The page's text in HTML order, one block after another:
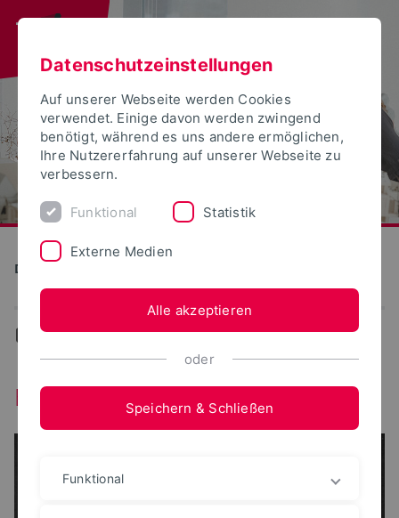
Detmolder Schule für Gestaltung
... Erstiwoche
Erstiwoche
Datenschutzeinstellungen
Auf unserer Webseite werden Cookies
verwendet. Einige davon werden zwingend
benötigt, während es uns andere ermöglichen,
Ihre Nutzererfahrung auf unserer Webseite zu
verbessern.
Funktional Statistik
Externe Medien
Alle akzeptieren
oder
Speichern & Schließen
Funktional